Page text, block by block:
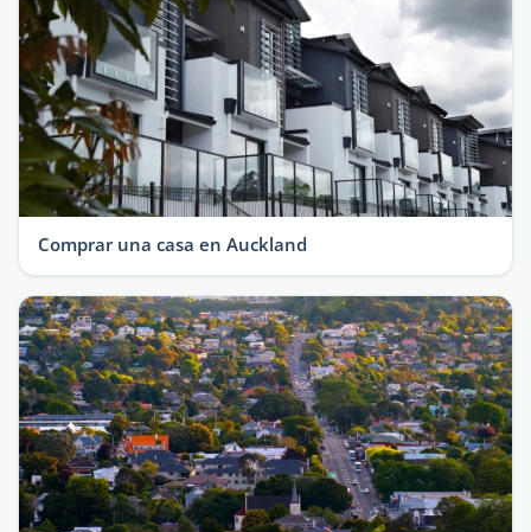
Comprar una casa en Auckland